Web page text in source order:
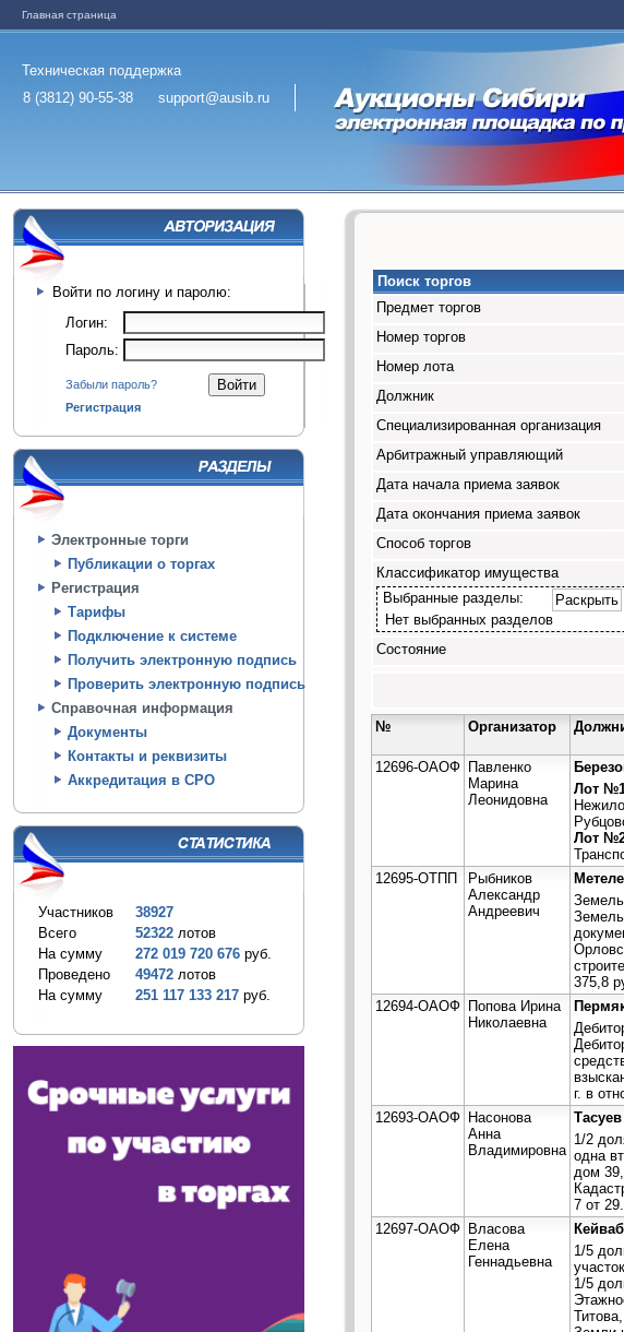
Главная страница
Техническая поддержка
8 (3812) 90-55-38
support@ausib.ru
Войти по логину и паролю:
Логин:
Пароль:
Забыли пароль?
Регистрация
Электронные торги
Публикации о торгах
Регистрация
Тарифы
Подключение к системе
Получить электронную подпись
Проверить электронную подпись
Справочная информация
Документы
Контакты и реквизиты
Аккредитация в СРО
Участников
38927
Всего
52322 лотов
На сумму
272 019 720 676 руб.
Проведено
49472 лотов
На сумму
251 117 133 217 руб.
Поиск торгов
Предмет торгов
Номер торгов
Номер лота
Должник
Специализированная организация
Арбитражный управляющий
Дата начала приема заявок
Дата окончания приема заявок
Способ торгов
Классификатор имущества
Выбранные разделы:
Раскрыть
Нет выбранных разделов
Состояние
№ Организатор
12696-ОАОФ Павленко
Марина
Леонидовна
Лот
Лот
12695-ОТПП
Рыбников
Александр
Андреевич
375,8
12694-ОАОФ Попова Ирина
Николаевна
г. в
12693-ОАОФ Насонова
Анна
Владимировна
1/2
одна
дом
7 от
12697-ОАОФ Власова
Елена
Геннадьевна
1/5
участок
1/5